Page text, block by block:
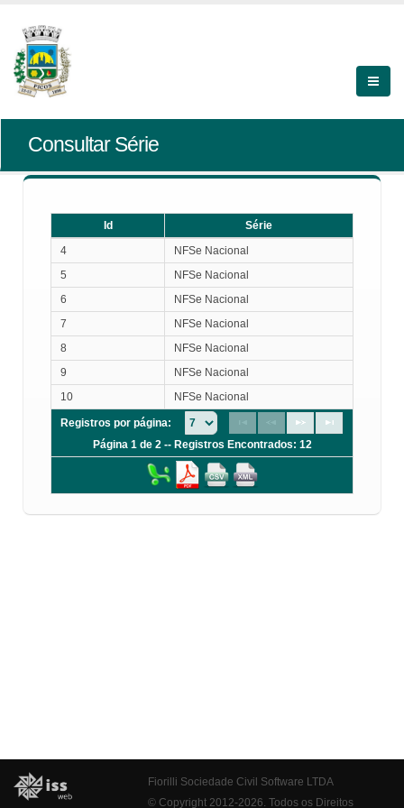
Consultar Série
Id
Série
Série
4
NFSe Nacional
5
NFSe Nacional
6
NFSe Nacional
7
NFSe Nacional
8
NFSe Nacional
9
NFSe Nacional
10
NFSe Nacional
Registros por página:
Página 1 de 2 -- Registros Encontrados: 12
Fiorilli Sociedade Civil Software LTDA
© Copyright 2012-2026. Todos os Direitos